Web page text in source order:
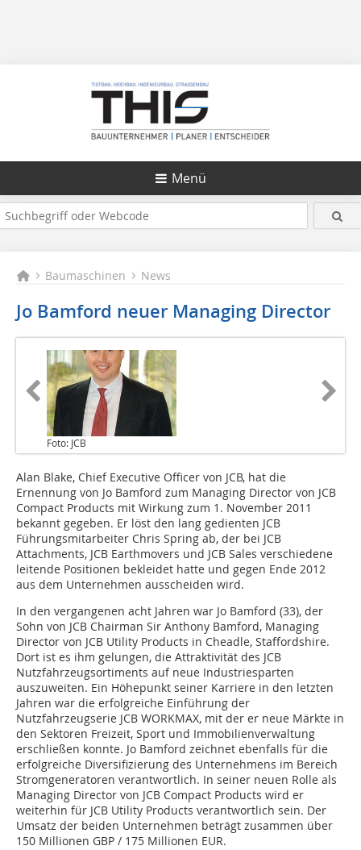
Menü
Baumaschinen News
Jo Bamford neuer Managing Director
Foto: JCB
Alan Blake, Chief Executive Officer von JCB, hat die
Ernennung von Jo Bamford zum Managing Director von JCB
Compact Products mit Wirkung zum 1. November 2011
bekannt gegeben. Er löst den lang gedienten JCB
Führungsmitarbeiter Chris Spring ab, der bei JCB
Attachments, JCB Earthmovers und JCB Sales verschiedene
leitende Positionen bekleidet hatte und gegen Ende 2012
aus dem Unternehmen ausscheiden wird.
In den vergangenen acht Jahren war Jo Bamford (33), der
Sohn von JCB Chairman Sir Anthony Bamford, Managing
Director von JCB Utility Products in Cheadle, Staffordshire.
Dort ist es ihm gelungen, die Attraktivität des JCB
Nutzfahrzeugsortiments auf neue Industriesparten
auszuweiten. Ein Höhepunkt seiner Karriere in den letzten
Jahren war die erfolgreiche Einführung der
Nutzfahrzeugserie JCB WORKMAX, mit der er neue Märkte in
den Sektoren Freizeit, Sport und Immobilienverwaltung
erschließen konnte. Jo Bamford zeichnet ebenfalls für die
erfolgreiche Diversifizierung des Unternehmens im Bereich
Stromgeneratoren verantwortlich. In seiner neuen Rolle als
Managing Director von JCB Compact Products wird er
weiterhin für JCB Utility Products verantwortlich sein. Der
Umsatz der beiden Unternehmen beträgt zusammen über
150 Millionen GBP / 175 Millionen EUR.